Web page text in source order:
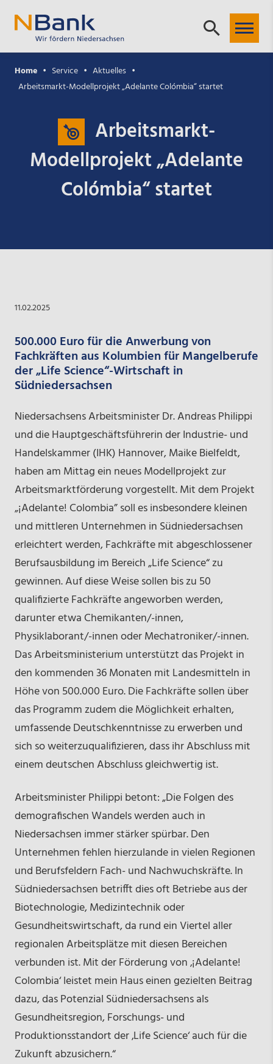
Home Service
Aktuelles
Arbeitsmarkt-Modellprojekt „Adelante Colómbia“ startet
Arbeitsmarkt-
Modellprojekt „Adelante
Colómbia“ startet
11.02.2025
500.000 Euro für die Anwerbung von
Fachkräften aus Kolumbien für Mangelberufe
der „Life Science“-Wirtschaft in
Südniedersachsen
Niedersachsens Arbeitsminister Dr. Andreas Philippi
und die Hauptgeschäftsführerin der Industrie- und
Handelskammer (IHK) Hannover, Maike Bielfeldt,
haben am Mittag ein neues Modellprojekt zur
Arbeitsmarktförderung vorgestellt. Mit dem Projekt
„¡Adelante! Colombia” soll es insbesondere kleinen
und mittleren Unternehmen in Südniedersachsen
erleichtert werden, Fachkräfte mit abgeschlossener
Berufsausbildung im Bereich „Life Science“ zu
gewinnen. Auf diese Weise sollen bis zu 50
qualifizierte Fachkräfte angeworben werden,
darunter etwa Chemikanten/-innen,
Physiklaborant/-innen oder Mechatroniker/-innen.
Das Arbeitsministerium unterstützt das Projekt in
den kommenden 36 Monaten mit Landesmitteln in
Höhe von 500.000 Euro. Die Fachkräfte sollen über
das Programm zudem die Möglichkeit erhalten,
umfassende Deutschkenntnisse zu erwerben und
sich so weiterzuqualifizieren, dass ihr Abschluss mit
einem deutschen Abschluss gleichwertig ist.
Arbeitsminister Philippi betont: „Die Folgen des
demografischen Wandels werden auch in
Niedersachsen immer stärker spürbar. Den
Unternehmen fehlen hierzulande in vielen Regionen
und Berufsfeldern Fach- und Nachwuchskräfte. In
Südniedersachsen betrifft dies oft Betriebe aus der
Biotechnologie, Medizintechnik oder
Gesundheitswirtschaft, da rund ein Viertel aller
regionalen Arbeitsplätze mit diesen Bereichen
verbunden ist. Mit der Förderung von ‚¡Adelante!
Colombia‘ leistet mein Haus einen gezielten Beitrag
dazu, das Potenzial Südniedersachsens als
Gesundheitsregion, Forschungs- und
Produktionsstandort der ‚Life Science‘ auch für die
Zukunft abzusichern.“